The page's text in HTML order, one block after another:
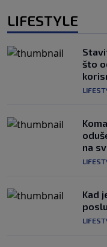
LIFESTYLE
što
na
Kad